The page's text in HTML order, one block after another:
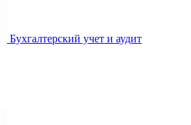
Бухгалтерский учет и аудит